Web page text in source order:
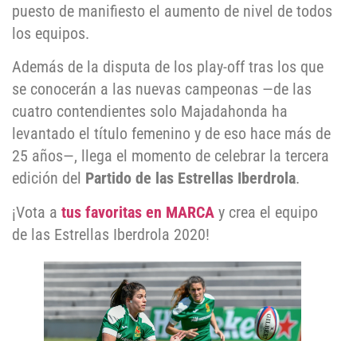
puesto de manifiesto el aumento de nivel de todos
los equipos.
Además de la disputa de los play-off tras los que
se conocerán a las nuevas campeonas —de las
cuatro contendientes solo Majadahonda ha
levantado el título femenino y de eso hace más de
25 años—, llega el momento de celebrar la tercera
edición del Partido de las Estrellas Iberdrola.
¡Vota a tus favoritas en MARCA y crea el equipo
de las Estrellas Iberdrola 2020!